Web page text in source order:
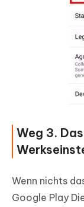
Weg 3.
Wenn nichts
Google Play